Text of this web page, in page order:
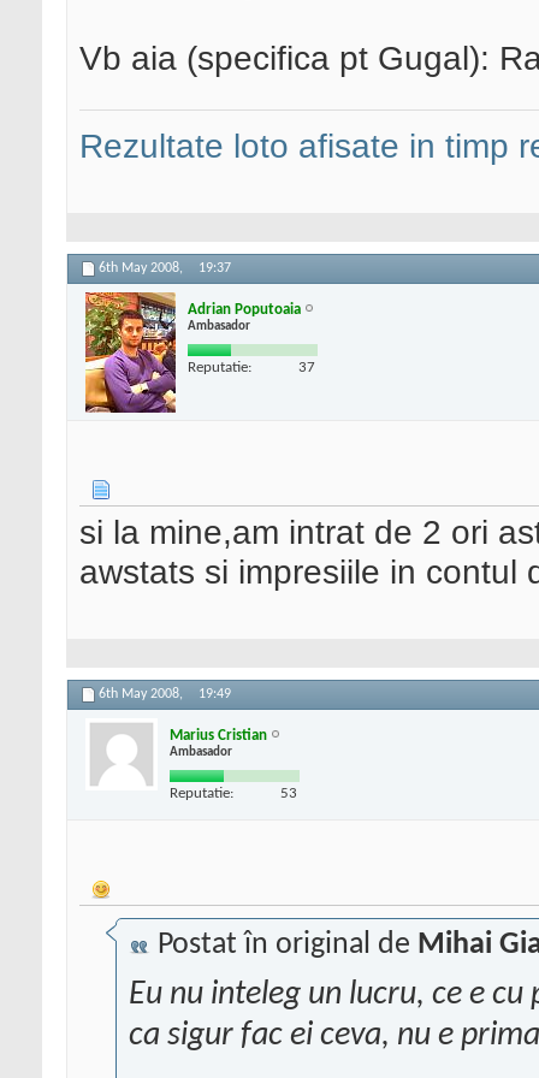
Vb aia (specifica pt Gugal):
Rezultate loto afisate in timp
6th May 2008, 19:37
Adrian Poputoaia
Ambasador
Reputatie: 37
si la mine,am intrat de 2 ori
awstats si impresiile in
6th May 2008, 19:49
Marius Cristian
Ambasador
Reputatie: 53
Postat în original de Mihai
Eu nu inteleg un lucru, ce e
ca sigur fac ei ceva, nu e